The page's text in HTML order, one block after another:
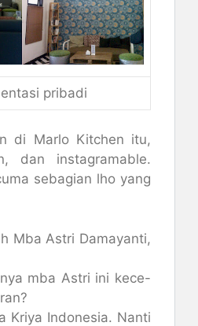
pribadi
di Marlo Kitchen itu,
dan instagramable.
sebagian lho yang
Mba Astri Damayanti,
mba Astri ini kece-
Kriya Indonesia. Nanti